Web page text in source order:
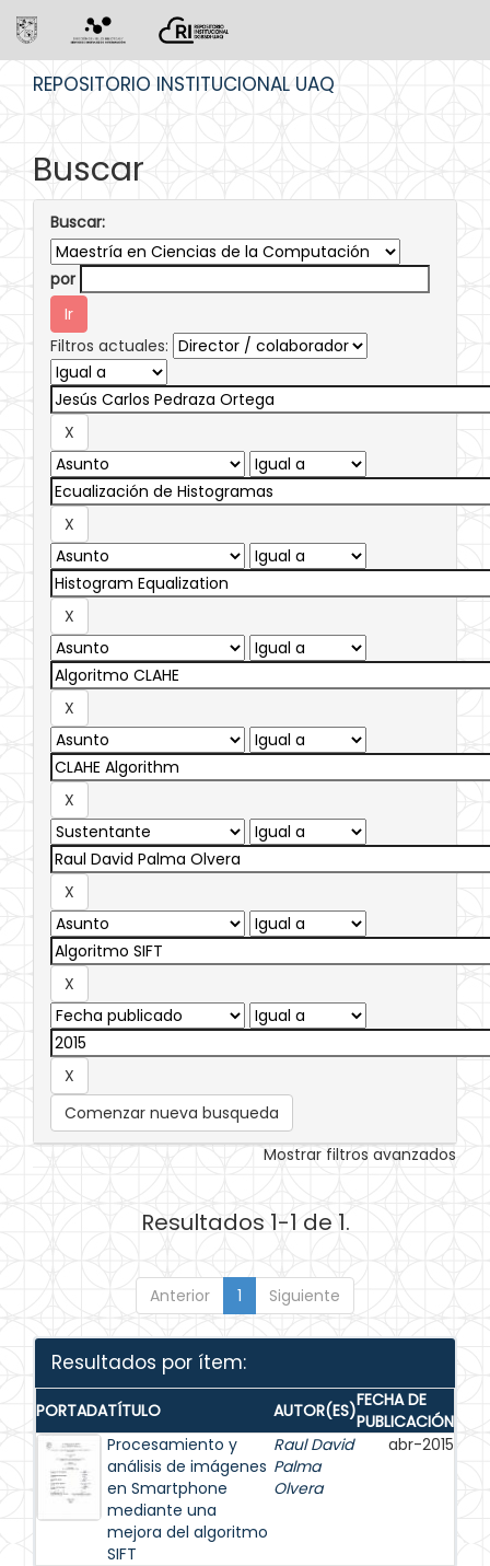
REPOSITORIO INSTITUCIONAL UAQ
Buscar
Buscar:
por
Filtros actuales:
Comenzar nueva busqueda
Mostrar filtros avanzados
Resultados 1-1 de 1.
Anterior 1 Siguiente
Resultados por ítem:
PORTADATÍTULO AUTOR(ES)FECHA DE
PUBLICACIÓN
Procesamiento y
análisis de imágenes
en Smartphone
mediante una
mejora del algoritmo
SIFT
Raul David
Palma
Olvera
abr-2015